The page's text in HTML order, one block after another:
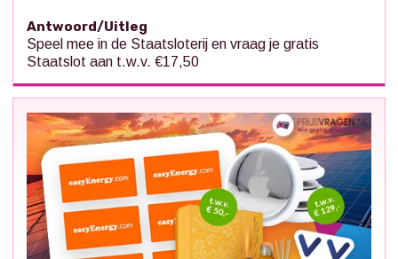
Antwoord/Uitleg
Speel mee in de Staatsloterij en vraag je gratis
Staatslot aan t.w.v. €17,50